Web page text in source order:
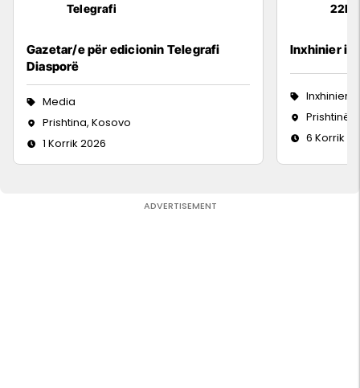
Telegrafi
Gazetar/e për edicionin Telegrafi
Diasporë
Media
Prishtina, Kosovo
1 Korrik 2026
Inxhinier i
Inxhinieri
Prishtinë
6 Korrik